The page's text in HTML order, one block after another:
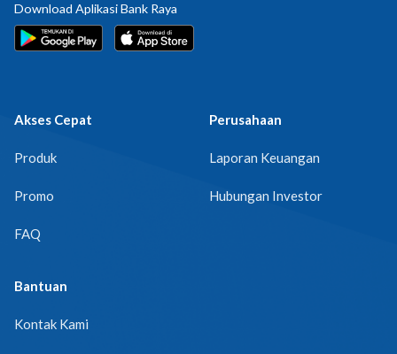
Download Aplikasi Bank Raya
Akses Cepat
Produk
Promo
FAQ
Perusahaan
Laporan Keuangan
Hubungan Investor
Bantuan
Kontak Kami